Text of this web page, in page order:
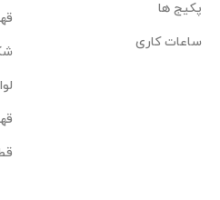
پکیج ها
ساعات کاری